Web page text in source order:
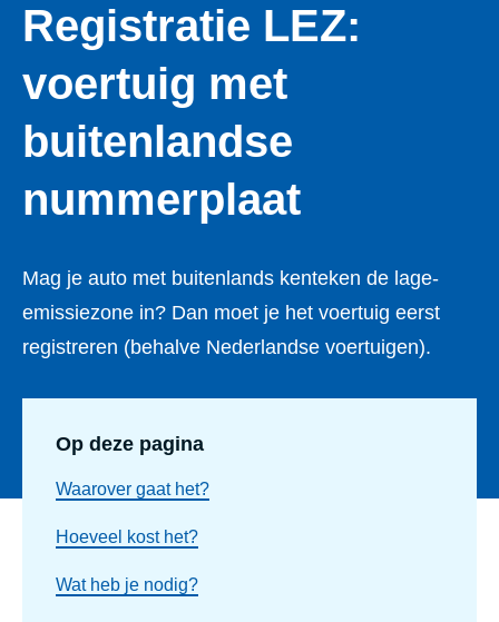
Registratie LEZ:
voertuig met
buitenlandse
nummerplaat
Mag je auto met buitenlands kenteken de lage-
emissiezone in? Dan moet je het voertuig eerst
registreren (behalve Nederlandse voertuigen).
Op deze pagina
Waarover gaat het?
Hoeveel kost het?
Wat heb je nodig?